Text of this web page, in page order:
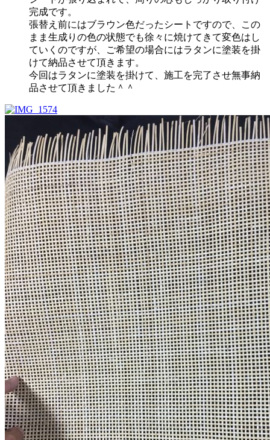
完成です。
張替え前にはブラウン色だったシートですので、この
まま生成りの色の状態でも徐々に焼けてきて変色はし
ていくのですが、ご希望の場合にはラタンに塗装を掛
けて納品させて頂きます。
今回はラタンに塗装を掛けて、施工を完了させ無事納
品させて頂きました＾＾